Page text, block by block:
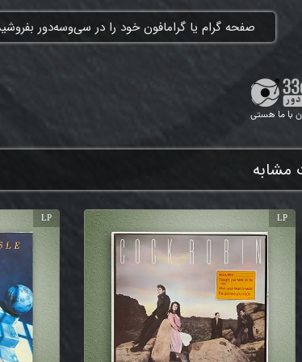
​صفحه گرام یا گرامافون خود را در سی‌وسه‌دور
با ما هستی
مشابه
LP
LP